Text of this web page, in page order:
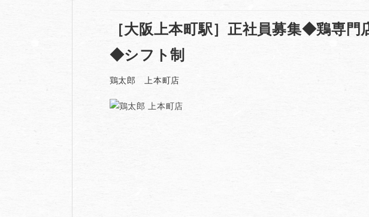
［大阪上本町駅］正社員募集◆鶏専
◆シフト制
鶏太郎 上本町店